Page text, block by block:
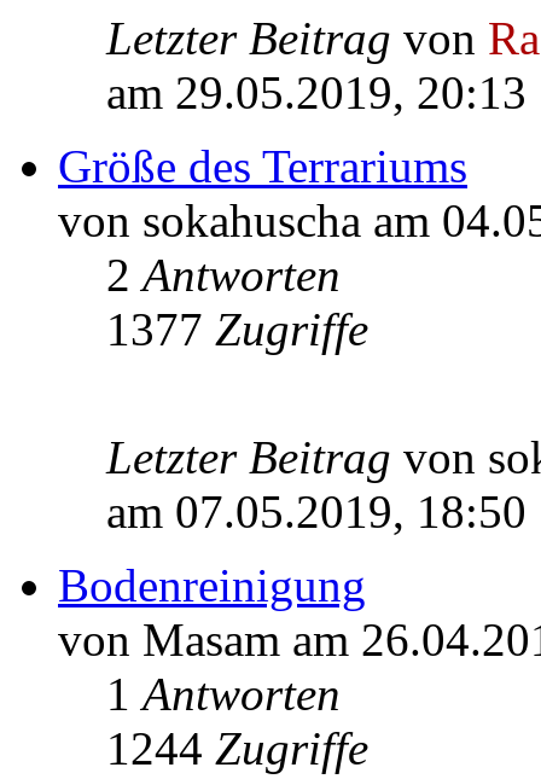
Letzter Beitrag von
am 29.05.2019, 20:13
Größe des Terrariums
von sokahuscha am
2Antworten
1377 Zugriffe
Letzter Beitrag von
am 07.05.2019, 18:50
Bodenreinigung
von Masam am
1Antworten
1244 Zugriffe